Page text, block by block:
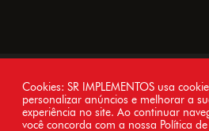
Cookies: SR IMPLEMENTOS usa
personalizar anúncios e melhorar a
experiência no site. Ao continuar
você concorda com a nossa Política de
SR IMPLEMENTOS
CNPJ